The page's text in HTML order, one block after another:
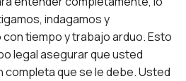
indagamos y
tiempo y trabajo arduo. Esto
legal asegurar que usted
completa que se le debe. Usted